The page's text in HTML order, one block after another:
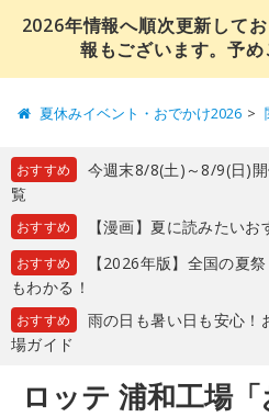
2026年情報へ順次更新して
報もございます。予め
夏休みイベント・おでかけ2026
おすすめ
今週末8/8(土)～8/9(日)
覧
おすすめ 【漫画】夏に読みたい
おすすめ
【2026年版】全国の夏
もわかる！
おすすめ
雨の日も暑い日も安心！
場ガイド
ロッテ 浦和工場「